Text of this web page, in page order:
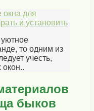
окна для
и установить
уютное
то одним из
учесть,
быков